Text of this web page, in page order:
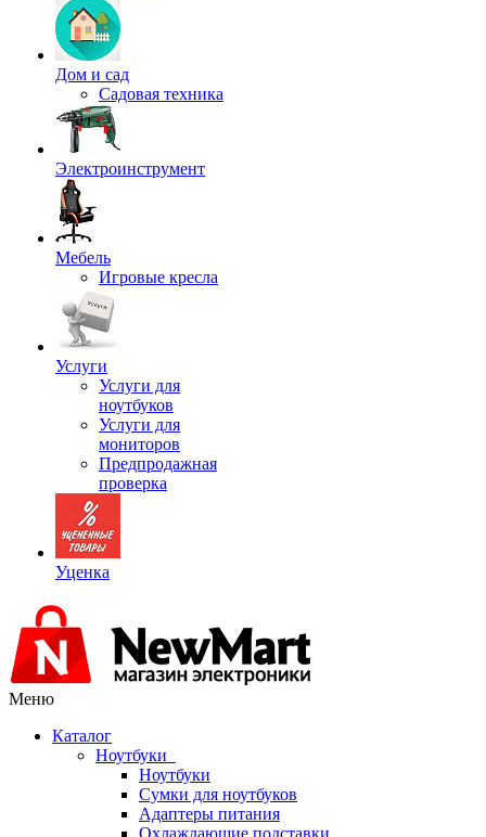
Дом и сад
Садовая техника
Электроинструмент
Мебель
Игровые кресла
Услуги
Услуги для
ноутбуков
Услуги для
мониторов
Предпродажная
проверка
Уценка
Меню
Каталог
Ноутбуки
Ноутбуки
Сумки для ноутбуков
Адаптеры питания
Охлаждающие подставки